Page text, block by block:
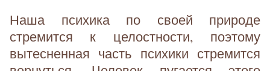
Наша психика по своей природе
стремится к целостности, поэтому
вытесненная часть психики стремится